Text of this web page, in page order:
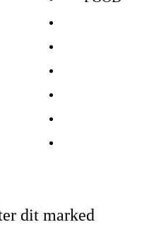
dit marked